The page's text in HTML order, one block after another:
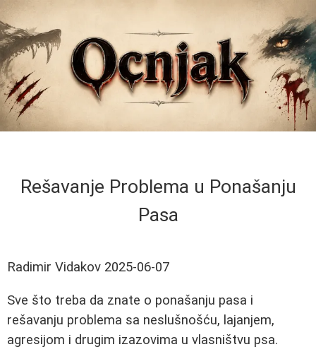
Rešavanje Problema u Ponašanju
Pasa
Radimir Vidakov 2025-06-07
Sve što treba da znate o ponašanju pasa i
rešavanju problema sa neslušnošću, lajanjem,
agresijom i drugim izazovima u vlasništvu psa.